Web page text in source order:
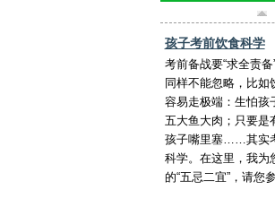
孩子考前饮食科学
考前备战要“求全责
同样不能忽略，比如
容易走极端：生怕孩
五大鱼大肉；只要是
孩子嘴里塞……其实
科学。在这里，我为
的“五忌二宜”，请您参